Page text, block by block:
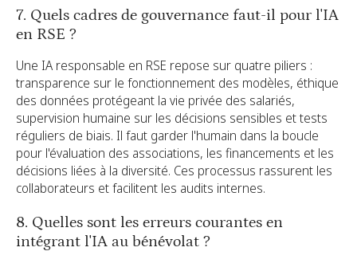
7. Quels cadres de gouvernance faut-il pour l'IA
en RSE ?
Une IA responsable en RSE repose sur quatre piliers :
transparence sur le fonctionnement des modèles, éthique
des données protégeant la vie privée des salariés,
supervision humaine sur les décisions sensibles et tests
réguliers de biais. Il faut garder l'humain dans la boucle
pour l'évaluation des associations, les financements et les
décisions liées à la diversité. Ces processus rassurent les
collaborateurs et facilitent les audits internes.
8. Quelles sont les erreurs courantes en
intégrant l'IA au bénévolat ?